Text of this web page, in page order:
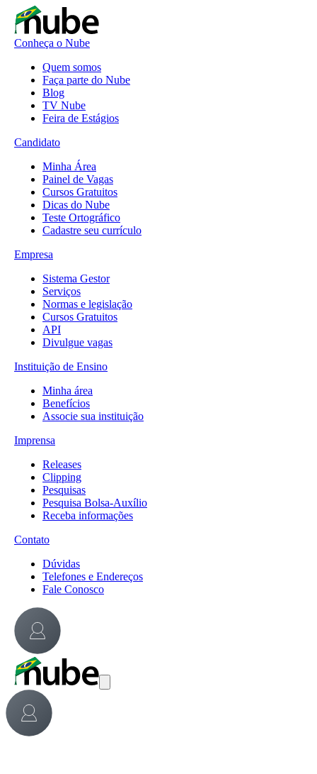
Conheça o Nube
Quem somos
Faça parte do Nube
Blog
TV Nube
Feira de Estágios
Candidato
Minha Área
Painel de Vagas
Cursos Gratuitos
Dicas do Nube
Teste Ortográfico
Cadastre seu currículo
Empresa
Sistema Gestor
Serviços
Normas e legislação
Cursos Gratuitos
API
Divulgue vagas
Instituição de Ensino
Minha área
Benefícios
Associe sua instituição
Imprensa
Releases
Clipping
Pesquisas
Pesquisa Bolsa-Auxílio
Receba informações
Contato
Dúvidas
Telefones e Endereços
Fale Conosco